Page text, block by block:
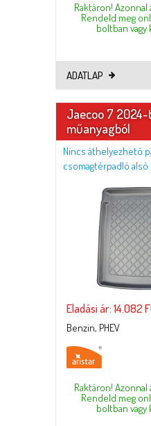
Raktáron!
Rendeld meg
boltban vagy
ADATLAP
Jaecoo 7
műanyagból
Nincs áthelyezhetó
csomagtérpadló
Eladási ár: 14.082
Benzin, PHEV
Raktáron!
Rendeld meg
boltban vagy